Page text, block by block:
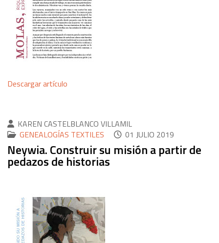
Descargar artículo
KAREN CASTELBLANCO VILLAMIL
GENEALOGÍAS TEXTILES
01 JULIO 2019
Neywia. Construir su misión a partir de
pedazos de historias